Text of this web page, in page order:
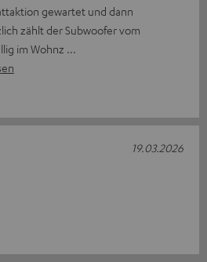
gewartet und dann
zählt der Subwoofer vom
im Wohnz
19.03.2026